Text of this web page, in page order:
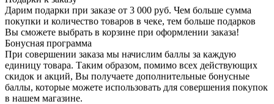
Дарим подарки при заказе от 3 000 руб. Чем больше сумма
покупки и количество товаров в чеке, тем больше подарков
Вы сможете выбрать в корзине при оформлении заказа!
Бонусная программа
При совершении заказа мы начислим баллы за каждую
единицу товара. Таким образом, помимо всех действующих
скидок и акций, Вы получаете дополнительные бонусные
баллы, которые можете использовать для совершения покупок
в нашем магазине.